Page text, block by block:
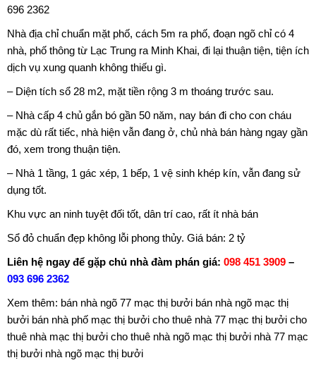
696 2362
Nhà địa chỉ chuẩn mặt phố, cách 5m ra phố, đoạn ngõ chỉ có 4
nhà, phố thông từ Lạc Trung ra Minh Khai, đi lại thuận tiện, tiện ích
dịch vụ xung quanh không thiếu gì.
– Diện tích sổ 28 m2, mặt tiền rộng 3 m thoáng trước sau.
– Nhà cấp 4 chủ gắn bó gần 50 năm, nay bán đi cho con cháu
mặc dù rất tiếc, nhà hiện vẫn đang ở, chủ nhà bán hàng ngay gần
đó, xem trong thuận tiện.
– Nhà 1 tầng, 1 gác xép, 1 bếp, 1 vệ sinh khép kín, vẫn đang sử
dụng tốt.
Khu vực an ninh tuyệt đối tốt, dân trí cao, rất ít nhà bán
Sổ đỏ chuẩn đẹp không lỗi phong thủy. Giá bán: 2 tỷ
Liên hệ ngay để gặp chủ nhà đàm phán giá: 098 451 3909 –
093 696 2362
Xem thêm: bán nhà ngõ 77 mạc thị bưởi bán nhà ngõ mạc thị
bưởi bán nhà phố mạc thị bưởi cho thuê nhà 77 mạc thị bưởi cho
thuê nhà mạc thị bưởi cho thuê nhà ngõ mạc thị bưởi nhà 77 mạc
thị bưởi nhà ngõ mạc thị bưởi